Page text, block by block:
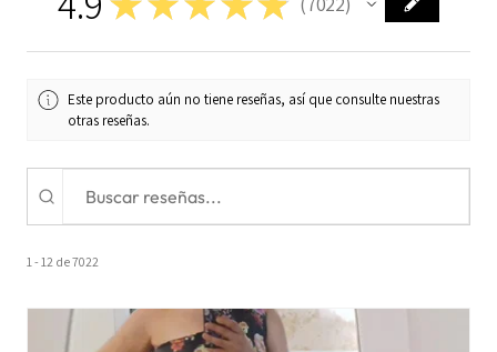
7022
Este producto aún no tiene reseñas, así que consulte nuestras
otras reseñas.
1 - 12 de 7022